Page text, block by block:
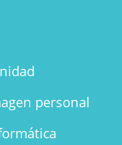
personal